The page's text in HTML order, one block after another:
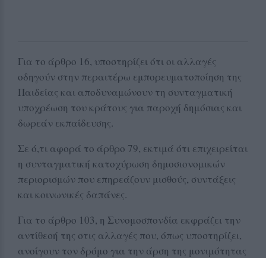
Για το άρθρο 16, υποστηρίζει ότι οι αλλαγές
οδηγούν στην περαιτέρω εμπορευματοποίηση της
Παιδείας και αποδυναμώνουν τη συνταγματική
υποχρέωση του κράτους για παροχή δημόσιας και
δωρεάν εκπαίδευσης.
Σε ό,τι αφορά το άρθρο 79, εκτιμά ότι επιχειρείται
η συνταγματική κατοχύρωση δημοσιονομικών
περιορισμών που επηρεάζουν μισθούς, συντάξεις
και κοινωνικές δαπάνες.
Για το άρθρο 103, η Συνομοσπονδία εκφράζει την
αντίθεσή της στις αλλαγές που, όπως υποστηρίζει,
ανοίγουν τον δρόμο για την άρση της μονιμότητας